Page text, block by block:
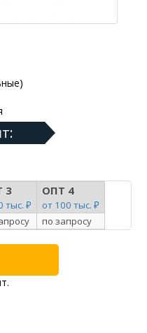
3
тыс. ₽
ОПТ 4
от 100 тыс. ₽
по запросу